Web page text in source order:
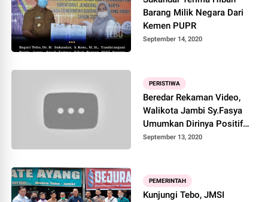
Barang Milik Negara Dari
Kemen PUPR
September 14, 2020
PERISTIWA
Beredar Rekaman Video,
Walikota Jambi Sy.Fasya
Umumkan Dirinya Positif
Covid-19
September 13, 2020
PEMERINTAH
Kunjungi Tebo, JMSI